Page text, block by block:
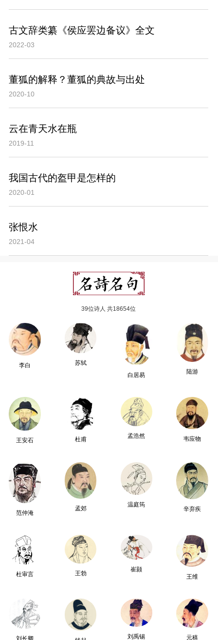
古文辞类纂《侯应罢边备议》全文
2022-03
董狐的解释？董狐的典故与出处
2020-10
云在青天水在瓶
2019-11
我国古代的盔甲是怎样的
2020-01
张恨水
2021-04
39位诗人 共18654位
李白
苏轼
白居易
陆游
王安石 杜甫
孟浩然 韦应物
范仲淹
孟郊
温庭筠
辛弃疾
杜审言 王勃
崔颢
王维
刘长卿 刘禹锡 元稹